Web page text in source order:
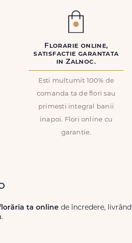
Florarie online,
satisfactie garantata
in Zalnoc.
Esti multumit 100% de
comanda ta de flori sau
primesti integral banii
inapoi. Flori online cu
garantie.
ta online de încredere, livrând